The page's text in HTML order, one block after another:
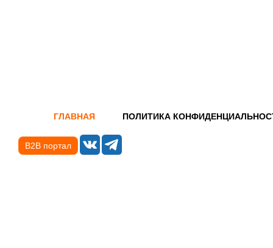
ГЛАВНАЯ ПОЛИТИКА
B2B портал